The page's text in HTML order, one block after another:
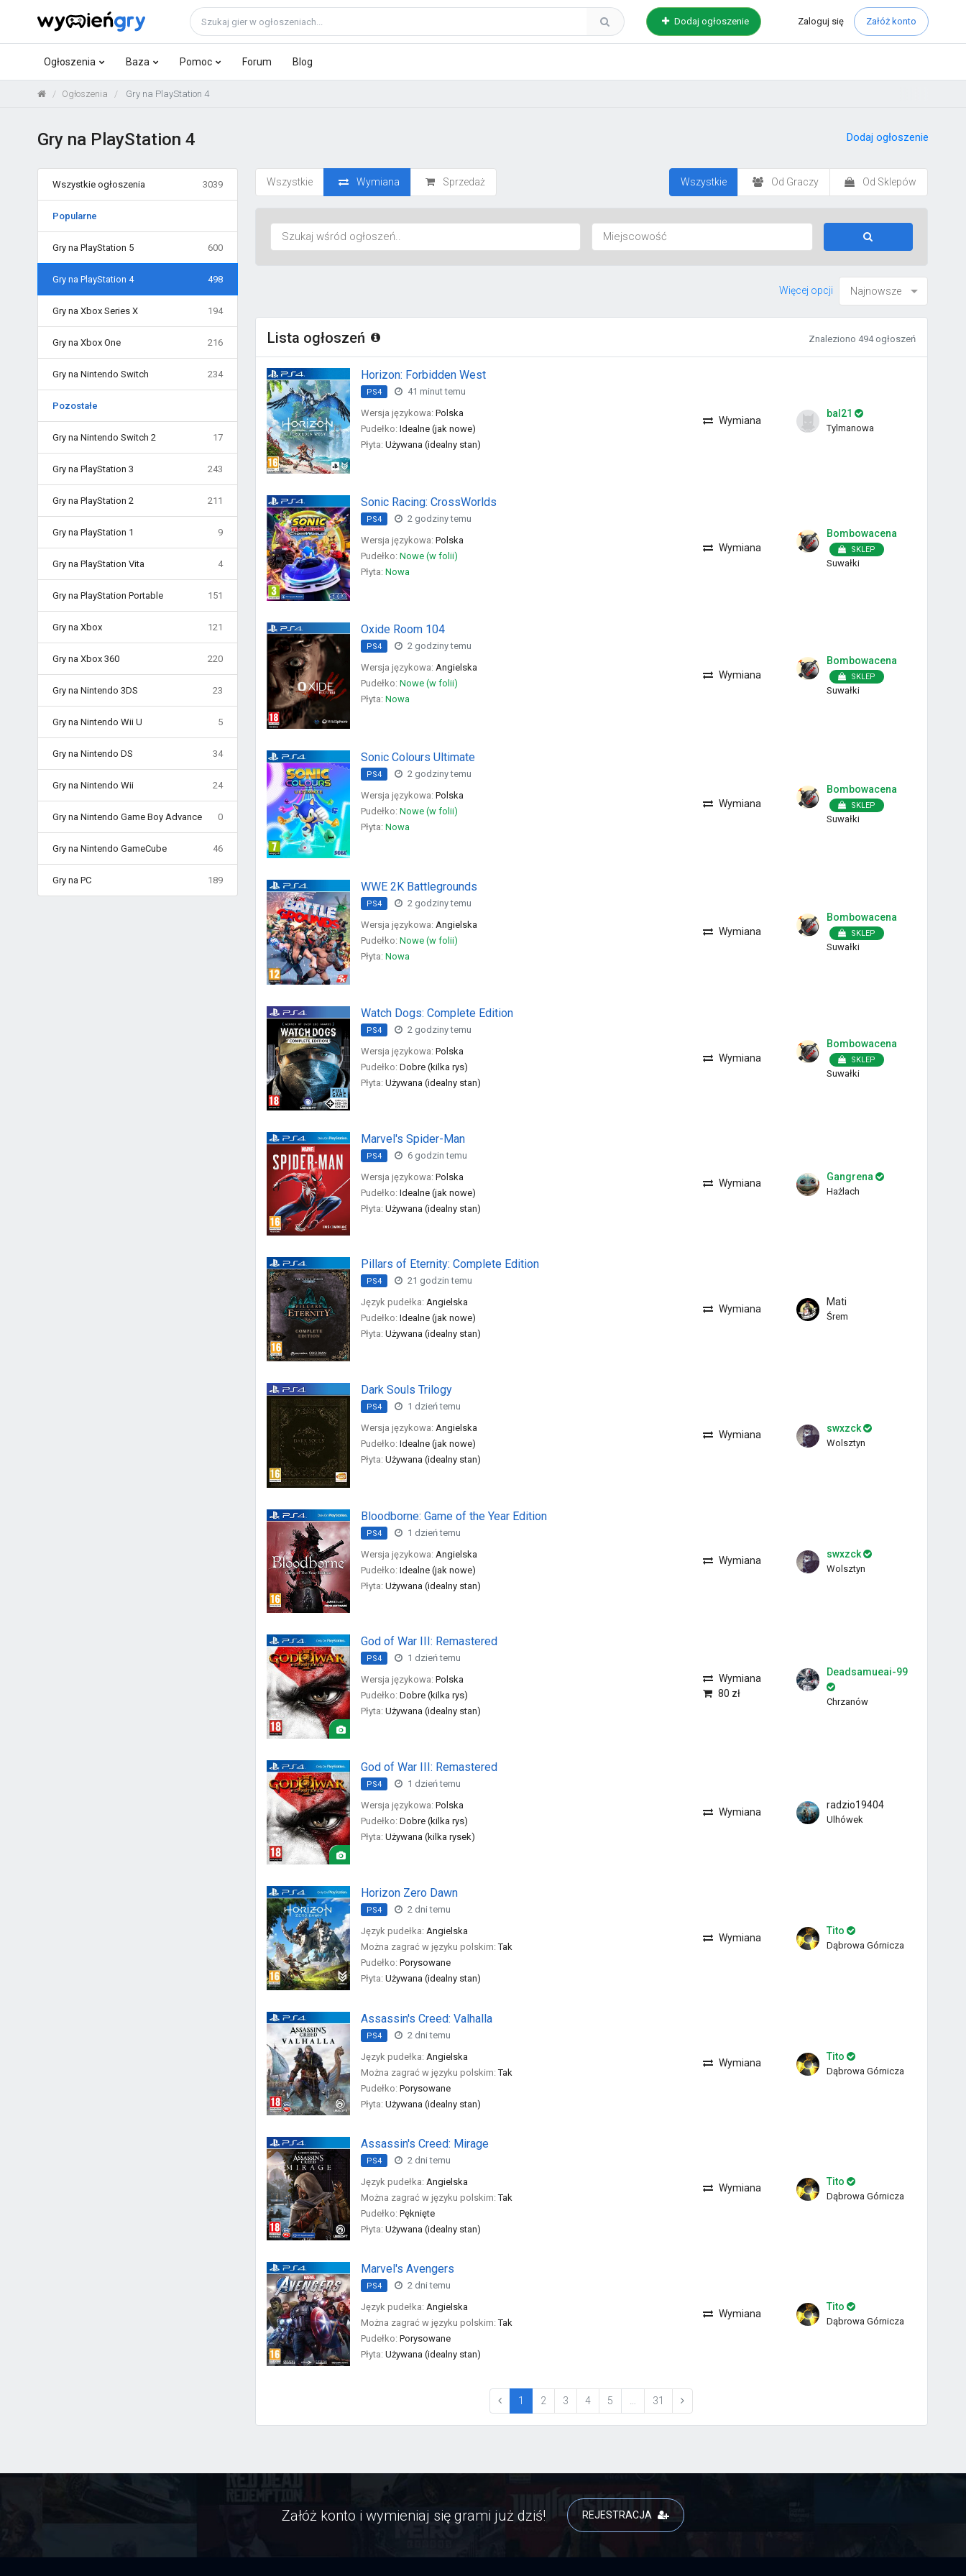
Dodaj ogłoszenie Zaloguj się Załóż konto
Ogłoszenia Baza Pomoc Forum Blog
Ogłoszenia Gry na PlayStation 4
Gry na PlayStation 4 Dodaj ogłoszenie
Wszystkie ogłoszenia 3039
Popularne
Gry na PlayStation 5 600
Gry na PlayStation 4 498
Gry na Xbox Series X 194
Gry na Xbox One 216
Gry na Nintendo Switch 234
Pozostałe
Gry na Nintendo Switch 2 17
Gry na PlayStation 3 243
Gry na PlayStation 2 211
Gry na PlayStation 1 9
Gry na PlayStation Vita 4
Gry na PlayStation Portable 151
Gry na Xbox 121
Gry na Xbox 360 220
Gry na Nintendo 3DS 23
Gry na Nintendo Wii U 5
Gry na Nintendo DS 34
Gry na Nintendo Wii 24
Gry na Nintendo Game Boy Advance 0
Gry na Nintendo GameCube 46
Gry na PC 189
Wszystkie Wymiana Sprzedaż Wszystkie Od Graczy Od Sklepów
Więcej opcji
Lista ogłoszeń Znaleziono 494 ogłoszeń
Horizon: Forbidden West
PS4
41 minut temu
Wersja językowa: Polska
Pudełko: Idealne (jak nowe)
Płyta: Używana (idealny stan)
Wymiana
bal21
Tylmanowa
Sonic Racing: CrossWorlds
PS4
2 godziny temu
Wersja językowa: Polska
Pudełko: Nowe (w folii)
Płyta: Nowa
Wymiana
Bombowacena
SKLEP
Suwałki
Oxide Room 104
PS4
2 godziny temu
Wersja językowa: Angielska
Pudełko: Nowe (w folii)
Płyta: Nowa
Wymiana
Bombowacena
SKLEP
Suwałki
Sonic Colours Ultimate
PS4
2 godziny temu
Wersja językowa: Polska
Pudełko: Nowe (w folii)
Płyta: Nowa
Wymiana
Bombowacena
SKLEP
Suwałki
WWE 2K Battlegrounds
PS4
2 godziny temu
Wersja językowa: Angielska
Pudełko: Nowe (w folii)
Płyta: Nowa
Wymiana
Bombowacena
SKLEP
Suwałki
Watch Dogs: Complete Edition
PS4
2 godziny temu
Wersja językowa: Polska
Pudełko: Dobre (kilka rys)
Płyta: Używana (idealny stan)
Wymiana
Bombowacena
SKLEP
Suwałki
Marvel's Spider-Man
PS4
6 godzin temu
Wersja językowa: Polska
Pudełko: Idealne (jak nowe)
Płyta: Używana (idealny stan)
Wymiana
Gangrena
Hażlach
Pillars of Eternity: Complete Edition
PS4
21 godzin temu
Język pudełka: Angielska
Pudełko: Idealne (jak nowe)
Płyta: Używana (idealny stan)
Wymiana
Mati
Śrem
Dark Souls Trilogy
PS4
1 dzień temu
Wersja językowa: Angielska
Pudełko: Idealne (jak nowe)
Płyta: Używana (idealny stan)
Wymiana
swxzck
Wolsztyn
Bloodborne: Game of the Year Edition
PS4
1 dzień temu
Wersja językowa: Angielska
Pudełko: Idealne (jak nowe)
Płyta: Używana (idealny stan)
Wymiana
swxzck
Wolsztyn
God of War III: Remastered
PS4
1 dzień temu
Wersja językowa: Polska
Pudełko: Dobre (kilka rys)
Płyta: Używana (idealny stan)
Wymiana
80 zł
Deadsamueai-99
Chrzanów
God of War III: Remastered
PS4
1 dzień temu
Wersja językowa: Polska
Pudełko: Dobre (kilka rys)
Płyta: Używana (kilka rysek)
Wymiana
radzio19404
Ulhówek
Horizon Zero Dawn
PS4
2 dni temu
Język pudełka: Angielska
Można zagrać w języku polskim: Tak
Pudełko: Porysowane
Płyta: Używana (idealny stan)
Wymiana
Tito
Dąbrowa Górnicza
Assassin's Creed: Valhalla
PS4
2 dni temu
Język pudełka: Angielska
Można zagrać w języku polskim: Tak
Pudełko: Porysowane
Płyta: Używana (idealny stan)
Wymiana
Tito
Dąbrowa Górnicza
Assassin's Creed: Mirage
PS4
2 dni temu
Język pudełka: Angielska
Można zagrać w języku polskim: Tak
Pudełko: Pęknięte
Płyta: Używana (idealny stan)
Wymiana
Tito
Dąbrowa Górnicza
Marvel's Avengers
PS4
2 dni temu
Język pudełka: Angielska
Można zagrać w języku polskim: Tak
Pudełko: Porysowane
Płyta: Używana (idealny stan)
Wymiana
Tito
Dąbrowa Górnicza
1 (current)
2 3 4 5 31
Załóż konto i wymieniaj się grami już dziś! REJESTRACJA